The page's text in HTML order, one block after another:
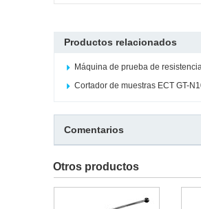
Productos relacionados
Máquina de prueba de
Cortador de muestras ECT GT-
Comentarios
Otros productos